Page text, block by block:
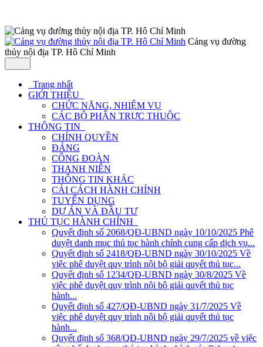
Cảng vụ đường
thủy nội địa TP. Hô Chí Minh
Trang nhất
GIỚI THIỆU
CHỨC NĂNG, NHIỆM VỤ
CÁC BỘ PHẬN TRỰC THUỘC
THÔNG TIN
CHÍNH QUYỀN
ĐẢNG
CÔNG ĐOÀN
THANH NIÊN
THÔNG TIN KHÁC
CẢI CÁCH HÀNH CHÍNH
TUYỂN DỤNG
DỰ ÁN VÀ ĐẦU TƯ
THỦ TỤC HÀNH CHÍNH
Quyết định số 2068/QĐ-UBND ngày 10/10/2025 Phê
duyệt danh mục thủ tục hành chính cung cấp dịch vụ...
Quyết định số 2418/QĐ-UBND ngày 30/10/2025 Về
việc phê duyệt quy trình nội bộ giải quyết thủ tục...
Quyết định số 1234/QĐ-UBND ngày 30/8/2025 Về
việc phê duyệt quy trình nội bộ giải quyết thủ tục
hành...
Quyết định số 427/QĐ-UBND ngày 31/7/2025 Về
việc phê duyệt quy trình nội bộ giải quyết thủ tục
hành...
Quyết định số 368/QĐ-UBND ngày 29/7/2025 về việc